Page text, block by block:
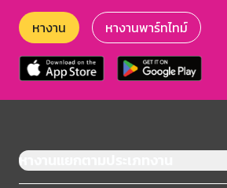
หางาน หางานพาร์ทไทม์
หางานแยกตามประเภทงาน